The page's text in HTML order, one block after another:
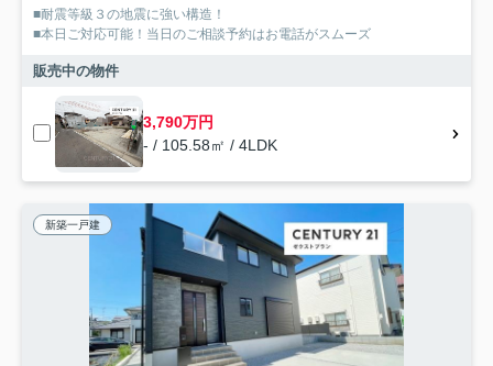
■耐震等級３の地震に強い構造！
■本日ご対応可能！当日のご相談予約はお電話がスムーズ
販売中の物件
3,790万円
- / 105.58㎡ / 4LDK
新築一戸建